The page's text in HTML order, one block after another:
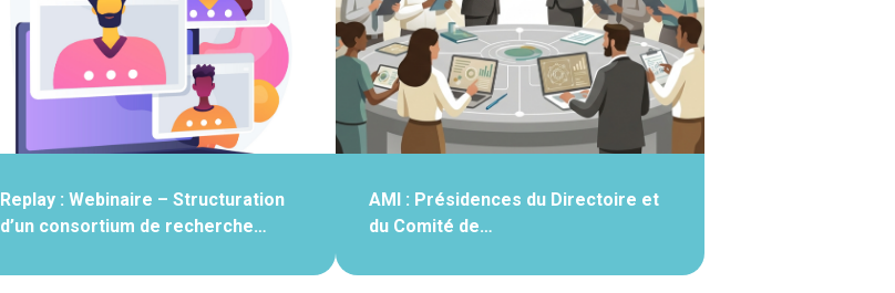
Replay : Webinaire – Structuration
d’un consortium de recherche…
AMI : Présidences du Directoire et
du Comité de…